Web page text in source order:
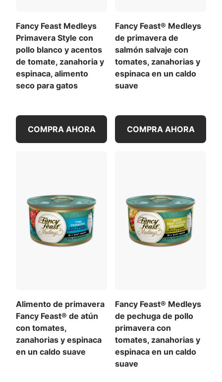
Pescado
Ver todos los ingredientes
Contenido de calorías (calculado)
(EM):
1119 kcal/kg
95 kcal/lata
Para una lista de todas las recomendaciones de
Fancy Feast Medleys
Primavera Style con
pollo blanco y acentos
de tomate, zanahoria y
espinaca, alimento
seco para gatos
COMPRA AHORA
Fancy Feast® Medleys
de primavera de
salmón salvaje con
tomates, zanahorias y
espinaca en un caldo
suave
COMPRA AHORA
Alimento de primavera
Fancy Feast® de atún
con tomates,
zanahorias y espinaca
en un caldo suave
Fancy Feast® Medleys
de pechuga de pollo
primavera con
tomates, zanahorias y
espinaca en un caldo
suave